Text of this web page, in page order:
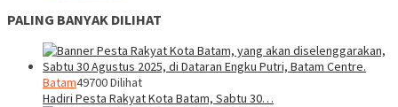
PALING BANYAK DILIHAT
Batam49700 Dilihat
Hadiri Pesta Rakyat Kota Batam, Sabtu 30…